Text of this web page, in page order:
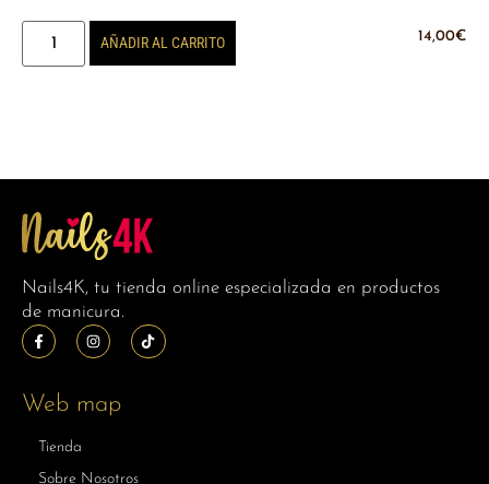
14,00€
AÑADIR AL CARRITO
Nails4K, tu tienda online especializada en productos
de manicura.
Web map
Tienda
Sobre Nosotros